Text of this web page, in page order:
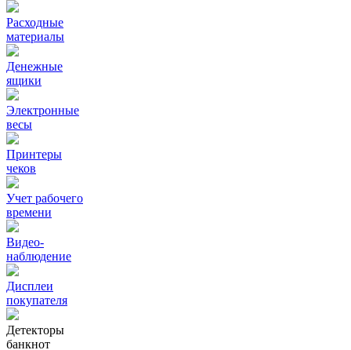
Расходные
материалы
Денежные
ящики
Электронные
весы
Принтеры
чеков
Учет рабочего
времени
Видео‑
наблюдение
Дисплеи
покупателя
Детекторы
банкнот